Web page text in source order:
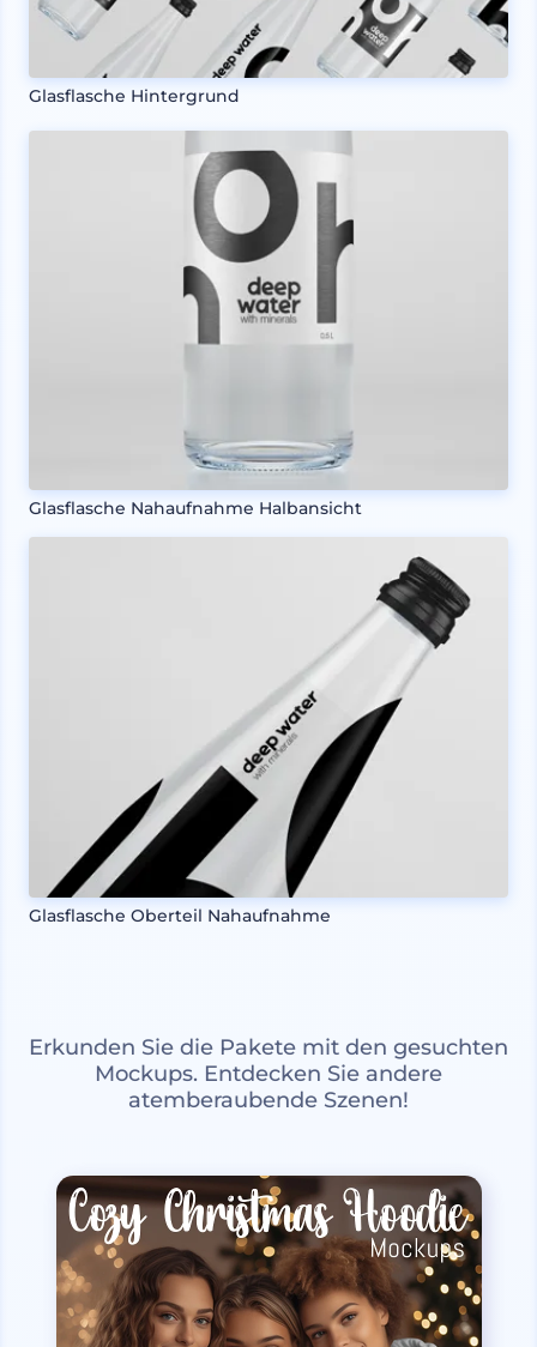
Glasflasche Hintergrund
Glasflasche Nahaufnahme Halbansicht
Glasflasche Oberteil Nahaufnahme
Erkunden Sie die Pakete mit den gesuchten
Mockups. Entdecken Sie andere
atemberaubende Szenen!